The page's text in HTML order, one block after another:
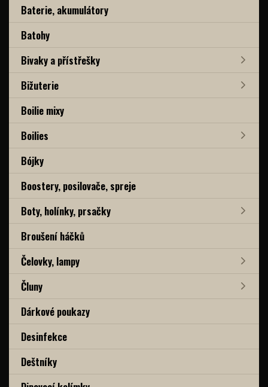
Baterie, akumulátory
Batohy
Bivaky a přístřešky
Bižuterie
Boilie mixy
Boilies
Bójky
Boostery, posilovače, spreje
Boty, holínky, prsačky
Broušení háčků
Čelovky, lampy
Čluny
Dárkové poukazy
Desinfekce
Deštníky